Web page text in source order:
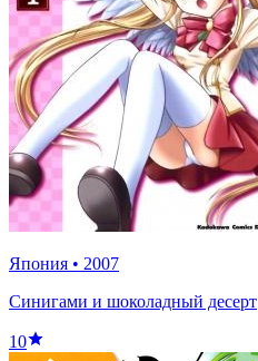
Япония • 2007
Синигами и шоколадный десерт
10